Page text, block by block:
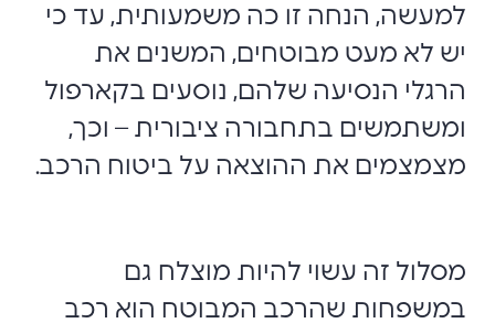
למעשה, הנחה זו כה משמעותית, עד כי
יש לא מעט מבוטחים, המשנים את
הרגלי הנסיעה שלהם, נוסעים בקארפול
ומשתמשים בתחבורה ציבורית – וכך,
מצמצמים את ההוצאה על ביטוח הרכב.
מסלול זה עשוי להיות מוצלח גם
במשפחות שהרכב המבוטח הוא רכב